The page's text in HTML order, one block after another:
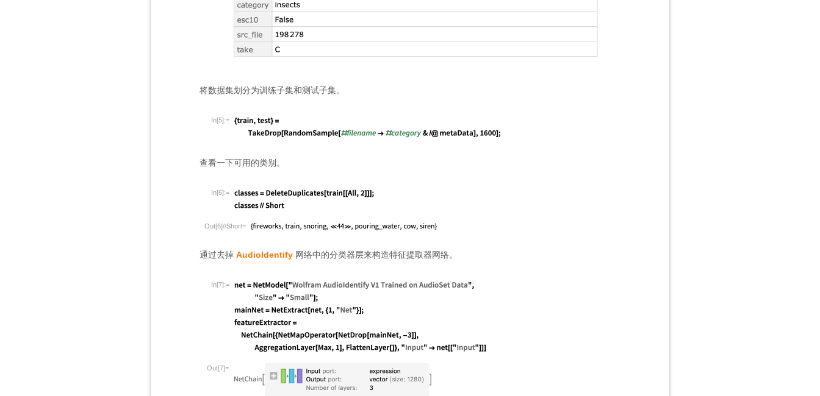
将数据集划分为训练子集和测试子集。
In[5]:=
查看一下可用的类别。
In[6]:=
Out[6]//Short=
通过去掉 AudioIdentify 网络中的分类器层来构造特征提取器网络。
In[7]:=
Out[7]=